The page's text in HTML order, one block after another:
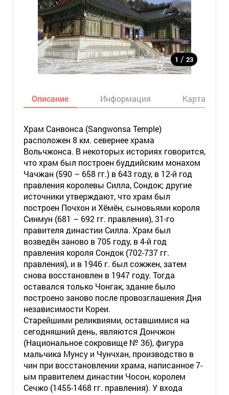
1 / 23
Описание Информация Карта
Храм Санвонса (Sangwonsa Temple)
расположен 8 км. севернее храма
Вольчжонса. В некоторых историях говорится,
что храм был построен буддийским монахом
Чачжан (590 – 658 гг.) в 643 году, в 12-й год
правления королевы Силла, Сондок; другие
источники утверждают, что храм был
построен Почхон и Хёмён, сыновьями короля
Синмун (681 – 692 гг. правления), 31-го
правителя династии Силла. Храм был
возведён заново в 705 году, в 4-й год
правления короля Сондок (702-737 гг.
правления), и в 1946 г. был сожжен, затем
снова восстановлен в 1947 году. Тогда
оставался только Чонгак, здание было
построено заново после провозглашения Дня
независимости Кореи.
Старейшими реликвиями, оставшимися на
сегодняшний день, являются Дончжон
(Национальное сокровище № 36), фигура
мальчика Мунсу и Чунчхан, производство в
чин при восстановлении храма, написанное 7-
ым правителем династии Чосон, королем
Сечжо (1455-1468 гг. правления). У входа